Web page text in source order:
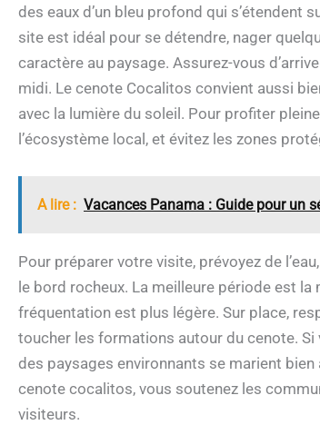
des eaux d’un bleu profond qui s’étendent
site est idéal pour se détendre, nager
caractère au paysage. Assurez-vous
midi. Le cenote Cocalitos convient aussi
avec la lumière du soleil. Pour profiter
l’écosystème local, et évitez les zones
A lire : Vacances Panama : Guide pour un
Pour préparer votre visite, prévoyez de
le bord rocheux. La meilleure période est
fréquentation est plus légère. Sur place,
toucher les formations autour du cenote.
des paysages environnants se marient bien
cenote cocalitos, vous soutenez les
visiteurs.